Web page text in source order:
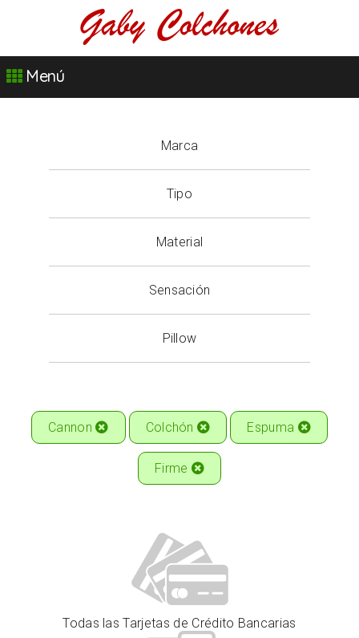
Menú
Marca
Tipo
Material
Sensación
Pillow
Cannon Colchón Espuma
Firme
Todas las Tarjetas de Crédito Bancarias